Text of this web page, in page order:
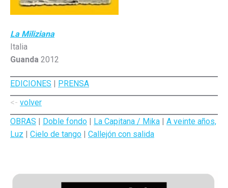
La Miliziana
Italia
Guanda 2012
EDICIONES | PRENSA
<- volver
OBRAS | Doble fondo | La Capitana / Mika | A veinte años,
Luz | Cielo de tango | Callejón con salida